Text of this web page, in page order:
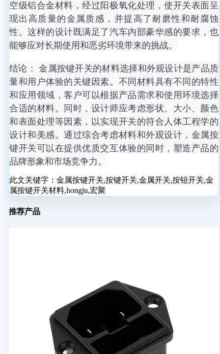
空级铝合金材料，经过阳极氧化处理，使开关表面呈
现出高质量的金属质感，并提高了耐磨性和耐腐蚀
性。这样的设计既满足了汽车内部豪华感的要求，也
能够应对长期使用和恶劣环境带来的挑战。
结论： 金属按键开关的材料选择和外观设计是产品质
量和用户体验的关键因素。不同材料具有不同的特性
和应用领域，客户可以根据产品需求和使用环境选择
合适的材料。同时，设计师应考虑形状、大小、颜色
和表面处理等因素，以实现开关的符合人体工程学的
设计和美感。通过综合考虑材料和外观设计，金属按
键开关可以在提供优质交互体验的同时，塑造产品的
品牌形象和市场竞争力。
此文关键字： 金属按键开关,按键开关,金属开关,按钮开关,金
属按键开关材料,hongju,宏聚
推荐产品